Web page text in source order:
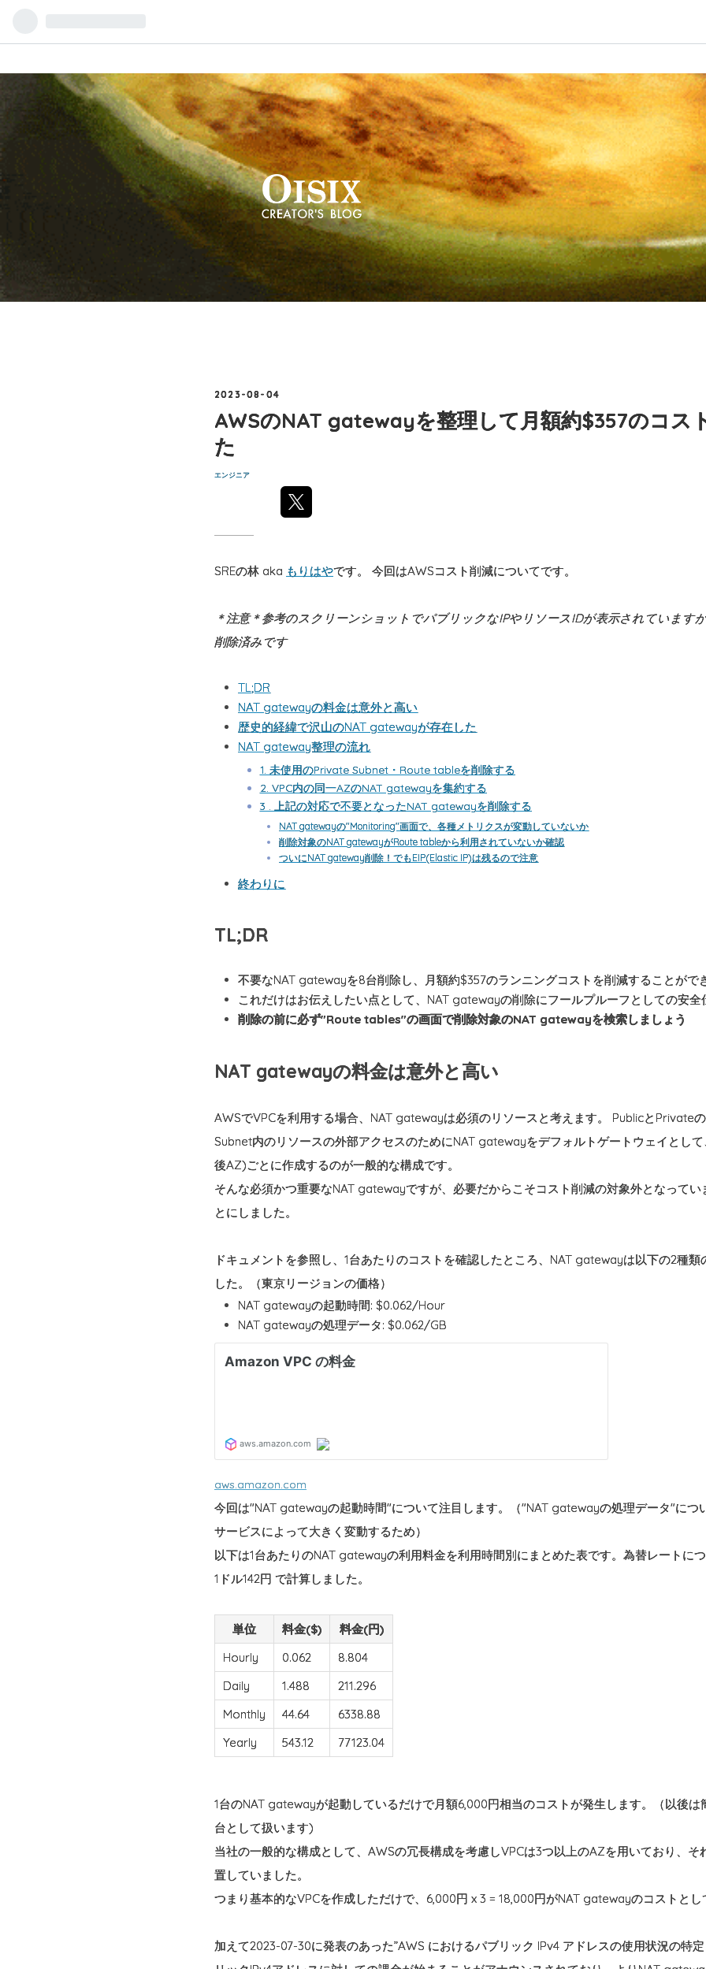
2023-08- 04
AWSのNAT gatewayを整理して月額約$357のコス
た
エンジニア
SREの林 aka もりはやです。 今回はAWSコスト削減についてです。
＊注意＊参考のスクリーンショットでパブリックなIPやリソースIDが表示されています
削除済みです
TL;DR
NAT gatewayの料金は意外と高い
歴史的経緯で沢山のNAT gatewayが存在した
NAT gateway整理の流れ
1. 未使用のPrivate Subnet・Route tableを削除する
2. VPC内の同一AZのNAT gatewayを集約する
3 . 上記の対応で不要となったNAT gatewayを削除する
NAT gatewayの"Monitoring"画面で、各種メトリクスが変動していないか
削除対象のNAT gatewayがRoute tableから利用されていないか確認
ついにNAT gateway削除！でもEIP(Elastic IP)は残るので注意
終わりに
TL;DR
不要なNAT gatewayを8台削除し、月額約$357のランニングコストを削減することがで
これだけはお伝えしたい点として、NAT gatewayの削除にフールプルーフとしての安全
削除の前に必ず"Route tables"の画面で削除対象のNAT gatewayを検索しましょう
NAT gatewayの料金は意外と高い
AWSでVPCを利用する場合、NAT gatewayは必須のリソースと考えます。 PublicとPrivate
Subnet内のリソースの外部アクセスのためにNAT gatewayをデフォルトゲートウェイとし
後AZ)ごとに作成するのが一般的な構成です。
そんな必須かつ重要なNAT gatewayですが、必要だからこそコスト削減の対象外となってい
とにしました。
ドキュメントを参照し、1台あたりのコストを確認したところ、NAT gatewayは以下の2種類
した。（東京リージョンの価格）
NAT gatewayの起動時間: $0.062/Hour
NAT gatewayの処理データ: $0.062/GB
aws.amazon.com
今回は"NAT gatewayの起動時間"について注目します。（"NAT gatewayの処理データ"につ
サービスによって大きく変動するため）
以下は1台あたりのNAT gatewayの利用料金を利用時間別にまとめた表です。為替レートに
1ドル142円 で計算しました。
単位 料金($)
料金(円)
Hourly
0.062
8.804
Daily
1.488
211.296
Monthly
44.64
6338.88
Yearly
543.12 77123.04
1台のNAT gatewayが起動しているだけで月額6,000円相当のコストが発生します。（以後
台として扱います)
当社の一般的な構成として、AWSの冗長構成を考慮しVPCは3つ以上のAZを用いており、
置していました。
つまり基本的なVPCを作成しただけで、6,000円 x 3 = 18,000円がNAT gatewayのコストとし
加えて2023-07-30に発表のあった”AWS におけるパブリック IPv4 アドレスの使用状況の特